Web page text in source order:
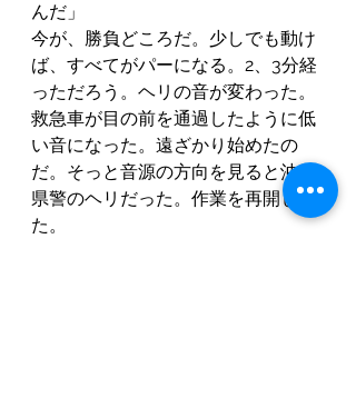
んだ」
今が、勝負どころだ。少しでも動け
ば、すべてがパーになる。2、3分経
っただろう。ヘリの音が変わった。
救急車が目の前を通過したように低
い音になった。遠ざかり始めたの
だ。そっと音源の方向を見ると沖縄
県警のヘリだった。作業を再開し
た。